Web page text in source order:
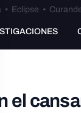
• Eclipse •
el